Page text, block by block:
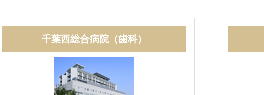
千葉西総合病院（歯科）